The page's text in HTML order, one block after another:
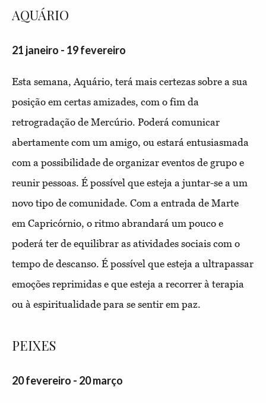
AQUÁRIO
21 janeiro - 19 fevereiro
Esta semana, Aquário, terá mais certezas sobre a sua
posição em certas amizades, com o fim da
retrogradação de Mercúrio. Poderá comunicar
abertamente com um amigo, ou estará entusiasmada
com a possibilidade de organizar eventos de grupo e
reunir pessoas. É possível que esteja a juntar-se a um
novo tipo de comunidade. Com a entrada de Marte
em Capricórnio, o ritmo abrandará um pouco e
poderá ter de equilibrar as atividades sociais com o
tempo de descanso. É possível que esteja a ultrapassar
emoções reprimidas e que esteja a recorrer à terapia
ou à espiritualidade para se sentir em paz.
PEIXES
20 fevereiro - 20 março